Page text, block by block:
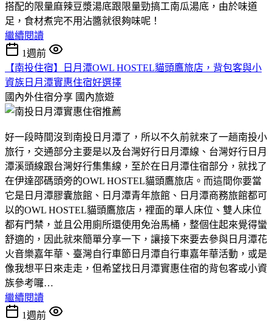
搭配的限量麻辣豆漿湯底跟限量勁搞工南瓜湯底，由於味道
足，食材煮完不用沾醬就很夠味呢！
繼續閱讀
1週前
【南投住宿】日月潭OWL HOSTEL貓頭鷹旅店，背包客與小
資族日月潭實惠住宿好選擇
國內外住宿分享 國內旅遊
好一段時間沒到南投日月潭了，所以不久前就來了一趟南投小
旅行，交通部分主要是以及台灣好行日月潭線、台灣好行日月
潭溪頭線跟台灣好行集集線，至於在日月潭住宿部分，就找了
在伊達邵碼頭旁的OWL HOSTEL貓頭鷹旅店。而這間你要當
它是日月潭膠囊旅館、日月潭青年旅館、日月潭商務旅館都可
以的OWL HOSTEL貓頭鷹旅店，裡面的單人床位、雙人床位
都有門禁，並且公用廁所還使用免治馬桶，整個住起來覺得蠻
舒適的，因此就來簡單分享一下，讓接下來要去參與日月潭花
火音樂嘉年華、臺灣自行車節日月潭自行車嘉年華活動，或是
像我想平日來走走，但希望找日月潭實惠住宿的背包客或小資
族參考囉…
繼續閱讀
1週前